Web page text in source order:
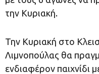
την Κυριακή.
Την Κυριακή στο
Λιμνοπούλας θα
ενδιαφέρον παιχνίδι